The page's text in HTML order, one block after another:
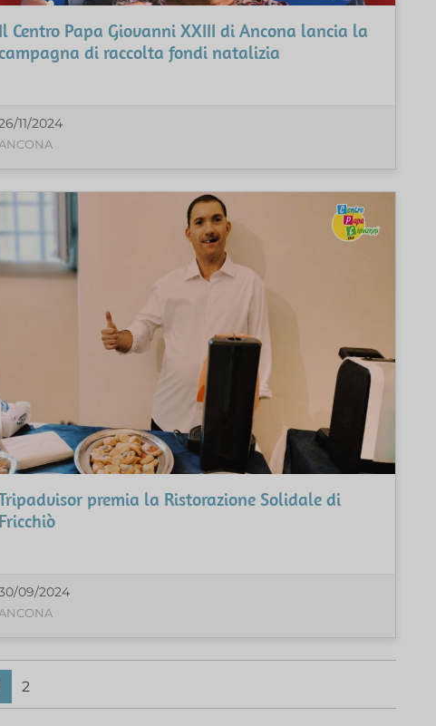
Il Centro Papa Giovanni XXIII di Ancona lancia la
di raccolta fondi natalizia
11/2024
premia la Ristorazione Solidale di
Fricchiò
09/2024
ANCONA
2